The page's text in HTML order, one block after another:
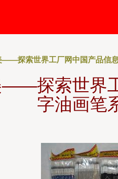
——探索世界工厂网中国产品信
探索世界
字油画笔